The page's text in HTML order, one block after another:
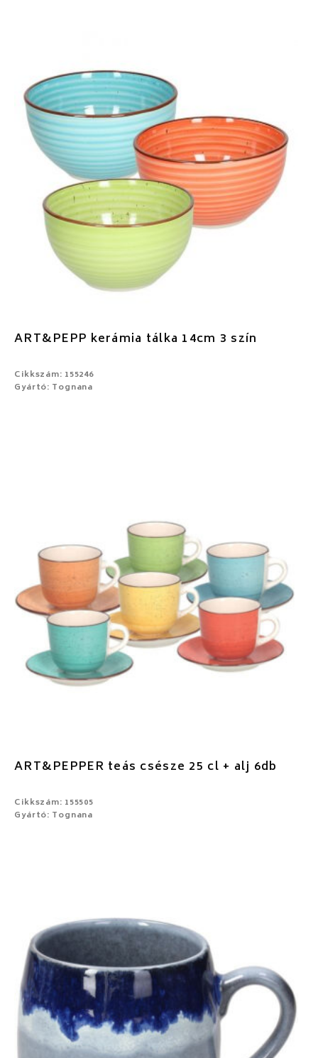
ART&PEPP kerámia tálka 14cm 3 szín
Cikkszám: 155246
Gyártó: Tognana
ART&PEPPER teás csésze 25 cl + alj 6db
Cikkszám: 155505
Gyártó: Tognana